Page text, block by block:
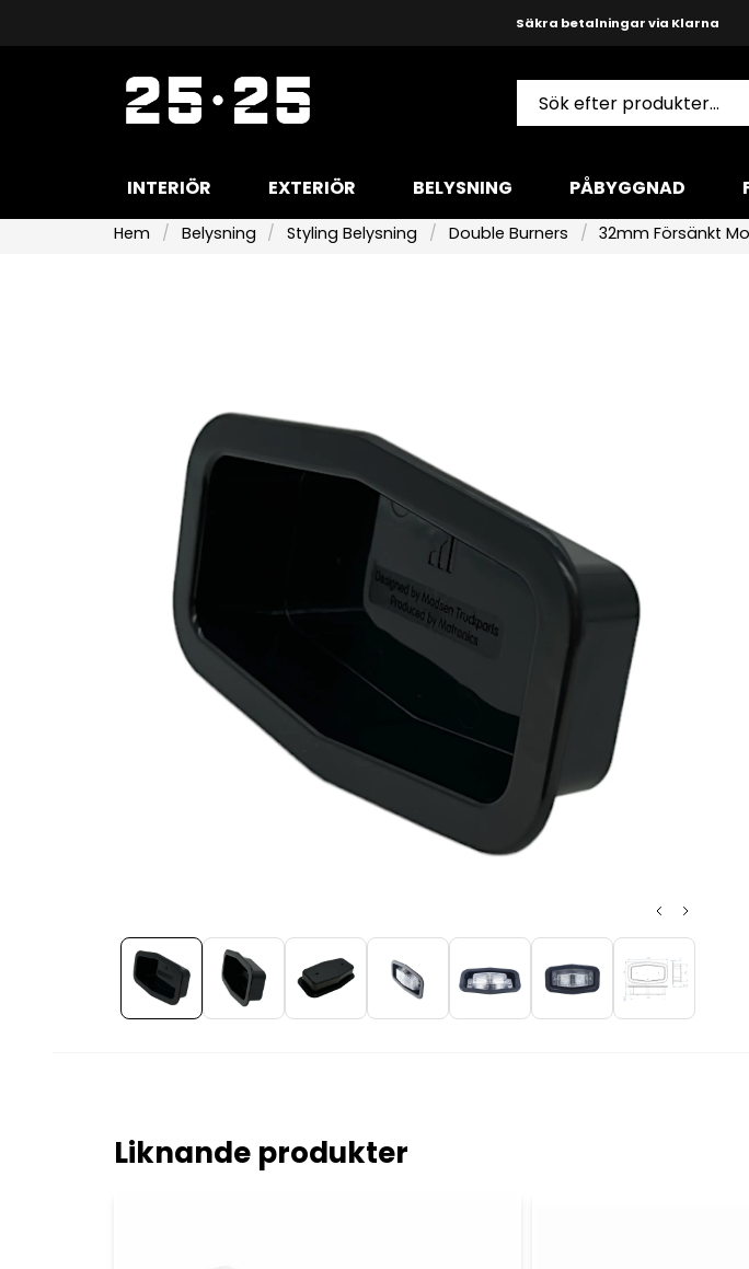
Snabba leveranser med DHL
INTERIÖR EXTERIÖR BELYSNING PÅBYGGNAD
Hem Belysning Styling Belysning Double Burners 32mm Försänkt
Liknande produkter